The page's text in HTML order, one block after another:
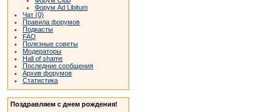
Форум Ad Libitum
Чат (0)
Правила форумов
Подкасты
FAQ
Полезные советы
Модераторы
Hall of shame
Последние сообщения
Архив форумов
Статистика
Поздравляем с днем рождения!